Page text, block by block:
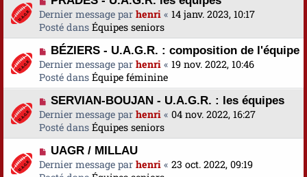
g
e
e
s
s
a
g
e
a
u
m
e
s
s
a
g
e
o
u
v
e
a
u
m
e
s
s
a
g
e
Dernier message par henri « 14 janv. 2023, 10:17
Posté dans Équipes seniors
N
o
u
v
e
a
u
m
e
s
BÉZIERS - U.A.G.R. : composition de l'équipe
Dernier message par henri « 19 nov. 2022, 10:46
Posté dans Équipe féminine
N
o
u
v
e
a
SERVIAN-BOUJAN - U.A.G.R. : les équipes
Dernier message par henri « 04 nov. 2022, 16:27
Posté dans Équipes seniors
N
o
UAGR / MILLAU
Dernier message par henri « 23 oct. 2022, 09:19